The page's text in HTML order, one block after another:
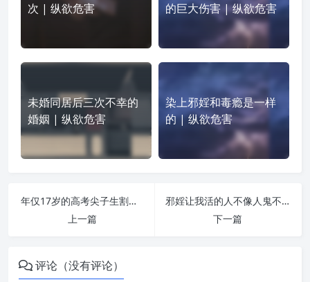
次 | 纵欲危害
的巨大伤害 | 纵欲危害
未婚同居后三次不幸的
婚姻 | 纵欲危害
染上邪婬和毒瘾是一样
的 | 纵欲危害
年仅17岁的高考尖子生割腕自杀何处喊冤？——邪婬在作祟！ | 纵欲危害
上一篇
邪婬让我活的人不像人鬼不像鬼 | 纵欲危害
下一篇
评论（没有评论）